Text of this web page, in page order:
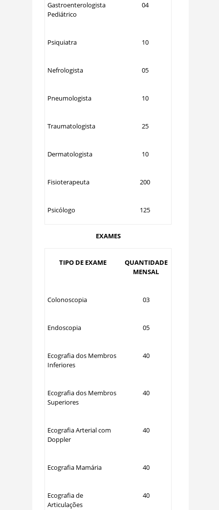
Gastroenterologista
Pediátrico
04
Psiquiatra 10
Nefrologista 05
Pneumologista 10
Traumatologista 25
Dermatologista 10
Fisioterapeuta 200
Psicólogo 125
EXAMES
TIPO DE EXAME
QUANTIDADE
MENSAL
Colonoscopia 03
Endoscopia 05
Ecografia dos Membros
Inferiores
40
Ecografia dos Membros
Superiores
40
Ecografia Arterial com
Doppler
40
Ecografia Mamária 40
Ecografia de
Articulações
40